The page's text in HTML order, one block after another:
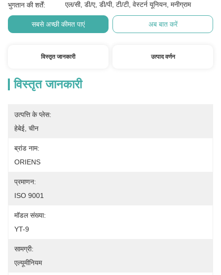
भुगतान की शर्तें: एल/सी, डी/ए, डी/पी, टी/टी, वेस्टर्न यूनियन, मनीग्राम
सबसे अच्छी कीमत पाएं अब बात करें
विस्तृत जानकारी उत्पाद वर्णन
विस्तृत जानकारी
उत्पत्ति के प्लेस:
हेबेई, चीन
ब्रांड नाम:
ORIENS
प्रमाणन:
ISO 9001
मॉडल संख्या:
YT-9
सामग्री:
एल्यूमीनियम